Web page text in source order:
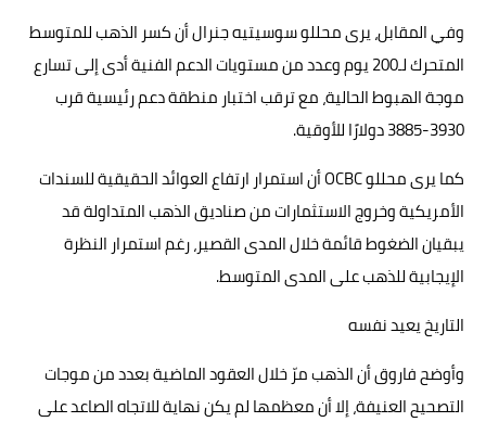
وفي المقابل، يرى محللو سوسيتيه جنرال أن كسر الذهب للمتوسط
المتحرك لـ200 يوم وعدد من مستويات الدعم الفنية أدى إلى تسارع
موجة الهبوط الحالية، مع ترقب اختبار منطقة دعم رئيسية قرب
3930-3885 دولارًا للأوقية.
كما يرى محللو OCBC أن استمرار ارتفاع العوائد الحقيقية للسندات
الأمريكية وخروج الاستثمارات من صناديق الذهب المتداولة قد
يبقيان الضغوط قائمة خلال المدى القصير، رغم استمرار النظرة
الإيجابية للذهب على المدى المتوسط.
التاريخ يعيد نفسه
وأوضح فاروق أن الذهب مرّ خلال العقود الماضية بعدد من موجات
التصحيح العنيفة، إلا أن معظمها لم يكن نهاية للاتجاه الصاعد على